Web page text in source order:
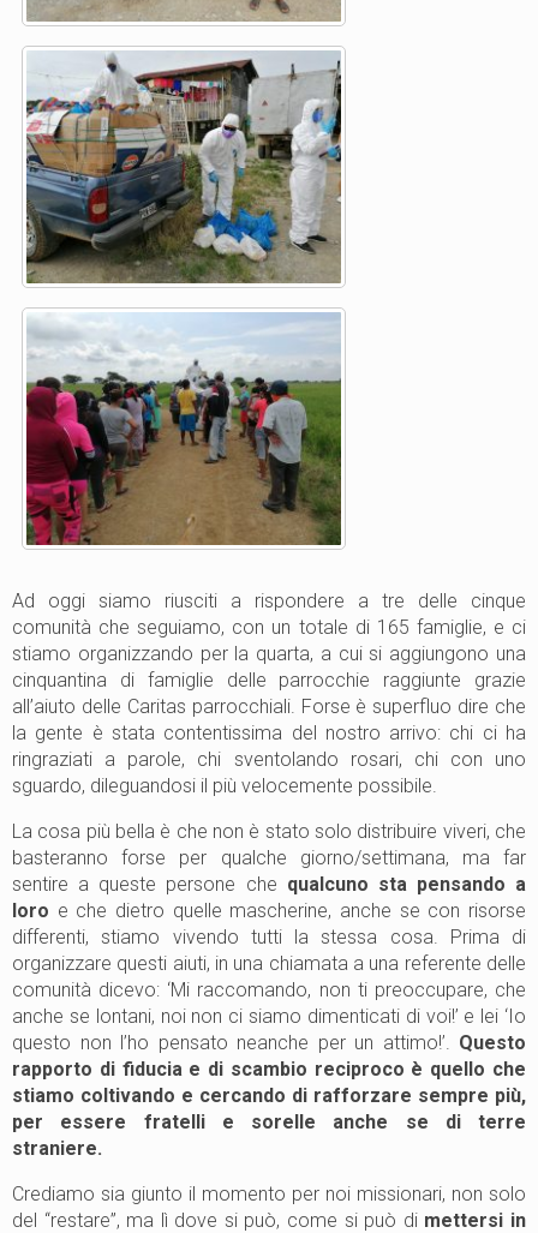
Ad oggi siamo riusciti a rispondere a tre delle cinque
comunità che seguiamo, con un totale di 165 famiglie, e ci
stiamo organizzando per la quarta, a cui si aggiungono una
cinquantina di famiglie delle parrocchie raggiunte grazie
all’aiuto delle Caritas parrocchiali. Forse è superfluo dire che
la gente è stata contentissima del nostro arrivo: chi ci ha
ringraziati a parole, chi sventolando rosari, chi con uno
sguardo, dileguandosi il più velocemente possibile.
La cosa più bella è che non è stato solo distribuire viveri, che
basteranno forse per qualche giorno/settimana, ma far
sentire a queste persone che qualcuno sta pensando a
loro e che dietro quelle mascherine, anche se con risorse
differenti, stiamo vivendo tutti la stessa cosa. Prima di
organizzare questi aiuti, in una chiamata a una referente delle
comunità dicevo: ‘Mi raccomando, non ti preoccupare, che
anche se lontani, noi non ci siamo dimenticati di voi!’ e lei ‘Io
questo non l’ho pensato neanche per un attimo!’. Questo
rapporto di fiducia e di scambio reciproco è quello che
stiamo coltivando e cercando di rafforzare sempre più,
per essere fratelli e sorelle anche se di terre
straniere.
Crediamo sia giunto il momento per noi missionari, non solo
del “restare”, ma lì dove si può, come si può dimettersi in